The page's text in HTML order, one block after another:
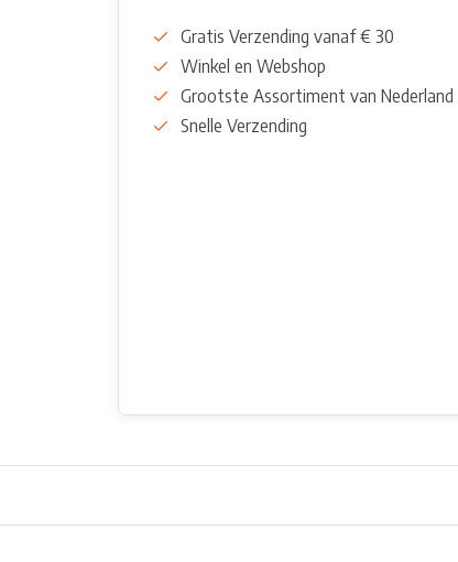
Gratis Verzending vanaf € 30
Winkel en Webshop
Grootste Assortiment van Nederland
Snelle Verzending